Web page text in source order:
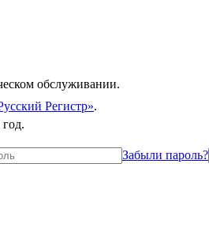
обслуживании.
Регистр».
Забыли пароль?